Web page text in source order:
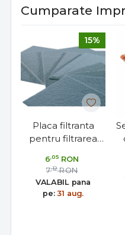
Cumparate
15%
Placa filtranta
pentru filtrarea
alimentare, vin,
sucuri #12
6,05 RON
7,12 RON
VALABIL pana
pe: 31 aug.